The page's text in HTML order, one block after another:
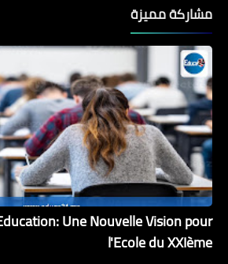
مشاركة مميزة
Une Nouvelle Vision pour
l'Ecole du XXIème